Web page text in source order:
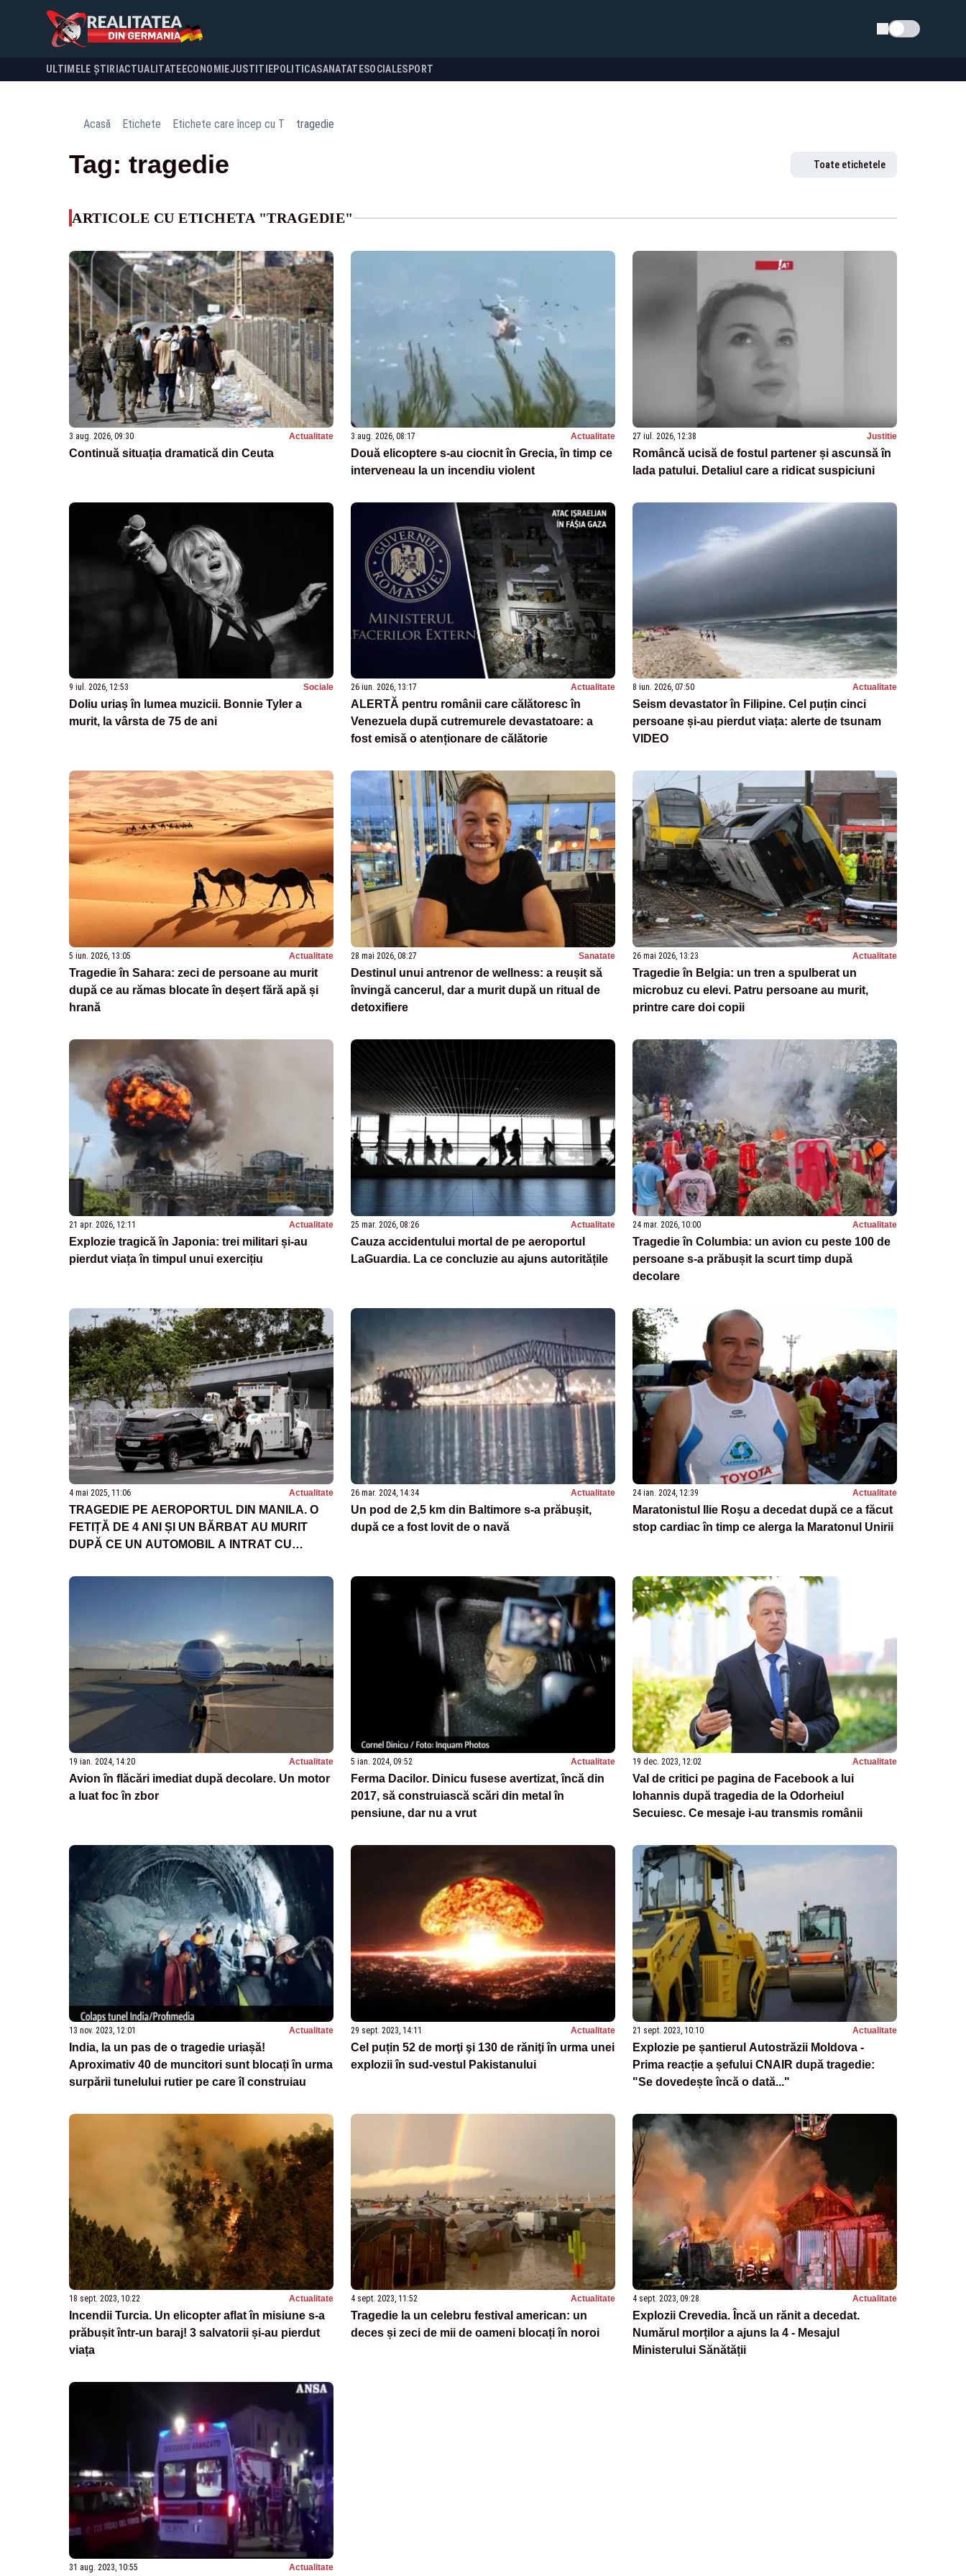
Schimba tema
ULTIMELE ȘTIRI ACTUALITATE ECONOMIEJUSTITIEPOLITICASANATATESOCIALESPORT
Acasă Etichete Etichete care încep cu T tragedie
Tag: tragedie Toate etichetele
ARTICOLE CU ETICHETA "TRAGEDIE"
3 aug. 2026, 09:30 Actualitate
Continuă situația dramatică din Ceuta
3 aug. 2026, 08:17 Actualitate
Două elicoptere s-au ciocnit în Grecia, în timp ce
interveneau la un incendiu violent
27 iul. 2026, 12:38 Justitie
Româncă ucisă de fostul partener și ascunsă în
lada patului. Detaliul care a ridicat suspiciuni
9 iul. 2026, 12:53 Sociale
Doliu uriaș în lumea muzicii. Bonnie Tyler a
murit, la vârsta de 75 de ani
26 iun. 2026, 13:17 Actualitate
ALERTĂ pentru românii care călătoresc în
Venezuela după cutremurele devastatoare: a
fost emisă o atenționare de călătorie
8 iun. 2026, 07:50 Actualitate
Seism devastator în Filipine. Cel puțin cinci
persoane și-au pierdut viața: alerte de tsunam
VIDEO
5 iun. 2026, 13:05 Actualitate
Tragedie în Sahara: zeci de persoane au murit
după ce au rămas blocate în deșert fără apă și
hrană
28 mai 2026, 08:27 Sanatate
Destinul unui antrenor de wellness: a reușit să
învingă cancerul, dar a murit după un ritual de
detoxifiere
26 mai 2026, 13:23 Actualitate
Tragedie în Belgia: un tren a spulberat un
microbuz cu elevi. Patru persoane au murit,
printre care doi copii
21 apr. 2026, 12:11 Actualitate
Explozie tragică în Japonia: trei militari și-au
pierdut viața în timpul unui exercițiu
25 mar. 2026, 08:26 Actualitate
Cauza accidentului mortal de pe aeroportul
LaGuardia. La ce concluzie au ajuns autoritățile
24 mar. 2026, 10:00 Actualitate
Tragedie în Columbia: un avion cu peste 100 de
persoane s-a prăbușit la scurt timp după
decolare
4 mai 2025, 11:06 Actualitate
TRAGEDIE PE AEROPORTUL DIN MANILA. O
FETIȚĂ DE 4 ANI ȘI UN BĂRBAT AU MURIT
DUPĂ CE UN AUTOMOBIL A INTRAT CU
26 mar. 2024, 14:34 Actualitate
Un pod de 2,5 km din Baltimore s-a prăbușit,
după ce a fost lovit de o navă
24 ian. 2024, 12:39 Actualitate
Maratonistul Ilie Roşu a decedat după ce a făcut
stop cardiac în timp ce alerga la Maratonul Unirii
19 ian. 2024, 14:20 Actualitate
Avion în flăcări imediat după decolare. Un motor
a luat foc în zbor
5 ian. 2024, 09:52 Actualitate
Ferma Dacilor. Dinicu fusese avertizat, încă din
2017, să construiască scări din metal în
pensiune, dar nu a vrut
19 dec. 2023, 12:02 Actualitate
Val de critici pe pagina de Facebook a lui
Iohannis după tragedia de la Odorheiul
Secuiesc. Ce mesaje i-au transmis românii
13 nov. 2023, 12:01 Actualitate
India, la un pas de o tragedie uriașă!
Aproximativ 40 de muncitori sunt blocați în urma
surpării tunelului rutier pe care îl construiau
29 sept. 2023, 14:11 Actualitate
Cel puțin 52 de morţi şi 130 de răniţi în urma unei
explozii în sud-vestul Pakistanului
21 sept. 2023, 10:10 Actualitate
Explozie pe șantierul Autostrăzii Moldova -
Prima reacție a șefului CNAIR după tragedie:
"Se dovedește încă o dată..."
18 sept. 2023, 10:22 Actualitate
Incendii Turcia. Un elicopter aflat în misiune s-a
prăbușit într-un baraj! 3 salvatorii și-au pierdut
viața
4 sept. 2023, 11:52 Actualitate
Tragedie la un celebru festival american: un
deces și zeci de mii de oameni blocați în noroi
4 sept. 2023, 09:28 Actualitate
Explozii Crevedia. Încă un rănit a decedat.
Numărul morților a ajuns la 4 - Mesajul
Ministerului Sănătății
31 aug. 2023, 10:55 Actualitate